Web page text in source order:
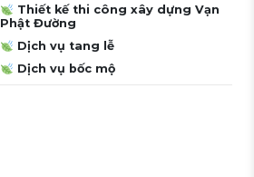
Thiết kế thi công xây dựng Vạn
Phật Đường
Dịch vụ tang lễ
Dịch vụ bốc mộ